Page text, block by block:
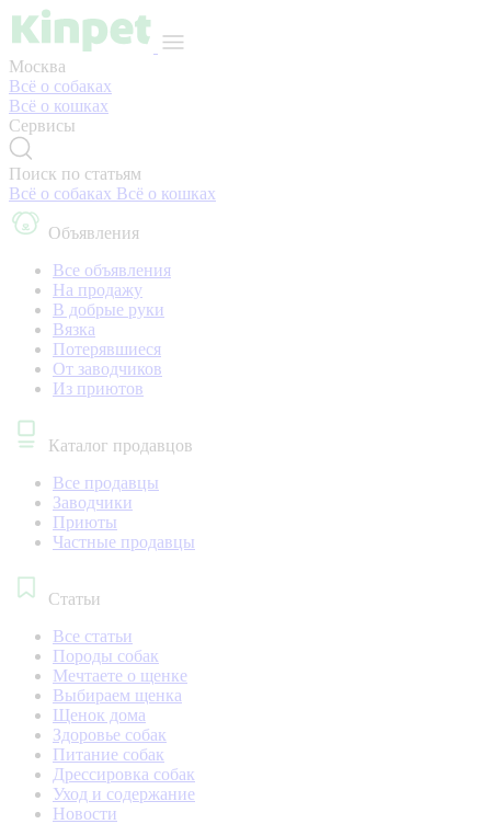
Москва
Всё о собаках
Всё о кошках
Сервисы
Поиск по статьям
Всё о собаках Всё о кошках
Объявления
Все объявления
На продажу
В добрые руки
Вязка
Потерявшиеся
От заводчиков
Из приютов
Каталог продавцов
Все продавцы
Заводчики
Приюты
Частные продавцы
Статьи
Все статьи
Породы собак
Мечтаете о щенке
Выбираем щенка
Щенок дома
Здоровье собак
Питание собак
Дрессировка собак
Уход и содержание
Новости